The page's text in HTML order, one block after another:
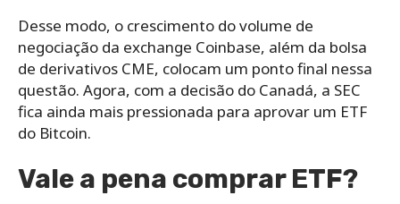
Desse modo, o crescimento do volume de
negociação da exchange Coinbase, além da bolsa
de derivativos CME, colocam um ponto final nessa
questão. Agora, com a decisão do Canadá, a SEC
fica ainda mais pressionada para aprovar um ETF
do Bitcoin.
Vale a pena comprar ETF?